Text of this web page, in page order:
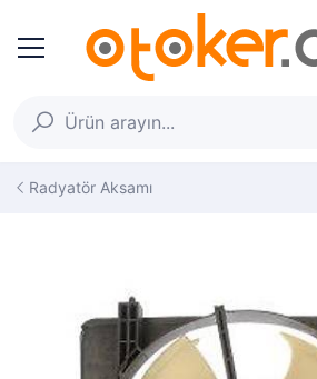
Radyatör Aksamı